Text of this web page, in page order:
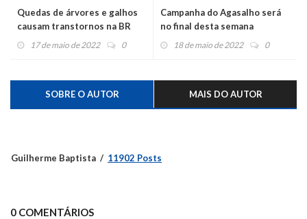
Quedas de árvores e galhos
causam transtornos na BR
470 17 de maio de 2022 0
Campanha do Agasalho será
no final desta semana
18 de maio de 2022 0
SOBRE O AUTOR MAIS DO AUTOR
Guilherme Baptista 11902 Posts
0 COMENTÁRIOS